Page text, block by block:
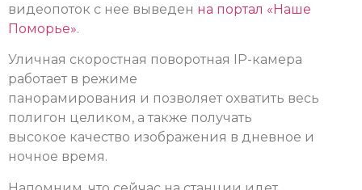
видеопоток с нее выведен на портал «Наше
Поморье».
Уличная скоростная поворотная IP-камера
работает в режиме
панорамирования и позволяет охватить весь
полигон целиком, а также получать
высокое качество изображения в дневное и
ночное время.